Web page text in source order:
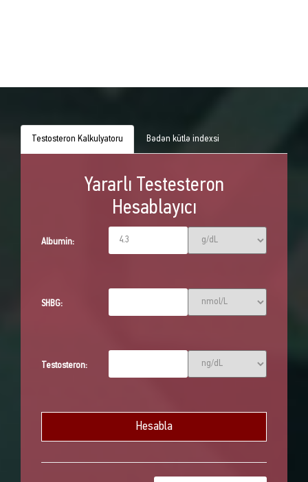
Testosteron Kalkulyatoru Bədən kütlə indexsi
Yararlı Testesteron
Hesablayıcı
Albumin:
SHBG:
Testosteron: